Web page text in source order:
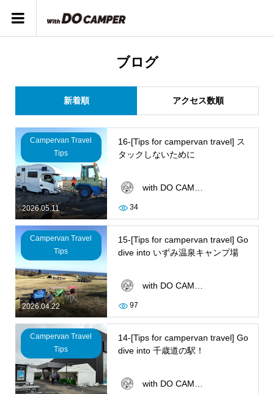
ブログ
新着順 アクセス数順
2026.05.11
Campervan Travel
Tips
16-[Tips for campervan travel] ス
タックしないために
34
2026.04.22
Campervan Travel
Tips
15-[Tips for campervan travel] Go
dive into いずみ温泉キャンプ場
97
Campervan Travel
Tips
14-[Tips for campervan travel] Go
dive into 千歳道の駅！